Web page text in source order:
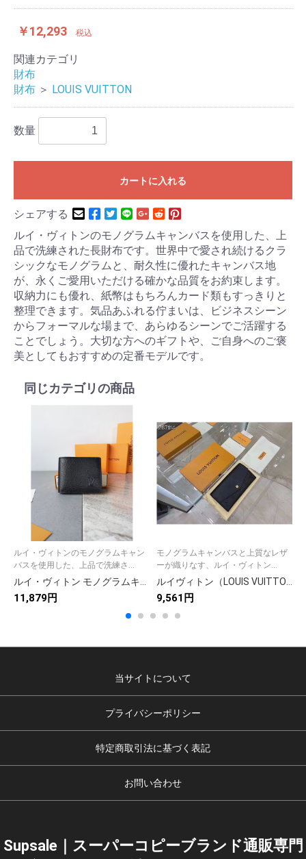
￥12,293 税込
関連カテゴリ
財布
財布 ＞ LOUIS VUITTON
数量
カートに入れる
シェアする
ルイ・ヴィトンのモノグラムキャンバスを使用した、上
品で洗練された長財布です。世界中で愛され続けるクラ
シックなモノグラムと、耐久性に優れたキャンバス地
が、永くご愛用いただける確かな品質をお約束します。
収納力にも優れ、紙幣はもちろんカード類もすっきりと
整理できます。気品あふれる佇まいは、ビジネスシーン
からフォーマルな場まで、あらゆるシーンでご活躍する
ことでしょう。大切な方へのギフトや、ご自身へのご褒
美としてもおすすめの定番モデルです。
同じカテゴリの商品
ルイ・ヴィトンのモノグラムキャン
バスを使用した、上品で洗練さ...
ルイ・ヴィトン モノグラムキャンバス 上品な長財布 レディース人気モデル ギフトにも最適
11,879円
モノグラムキャンバスと上質なレザ
ーが織りなす、ルイ・ヴィトン...
ルイヴィトン（LOUIS VUITTON） 長財布 モノグラム クラシックなデザイン 上質なレザー 上品で高級感あふれる逸品です
9,561円
当サイトについて
プライバシーポリシー
特定商取引法に基づく表記
お問い合わせ
Supsale｜スーパーコピーブランド通販専門